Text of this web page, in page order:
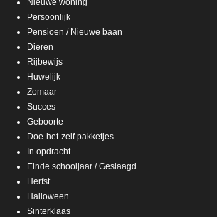
Persoonlijk
Pensioen / Nieuwe baan
Dieren
Rijbewijs
Huwelijk
Zomaar
Succes
Geboorte
Doe-het-zelf pakketjes
In opdracht
Einde schooljaar / Geslaagd
Herfst
Halloween
Sinterklaas